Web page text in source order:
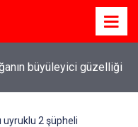
büyüleyici güzelliği
uyruklu 2 şüpheli